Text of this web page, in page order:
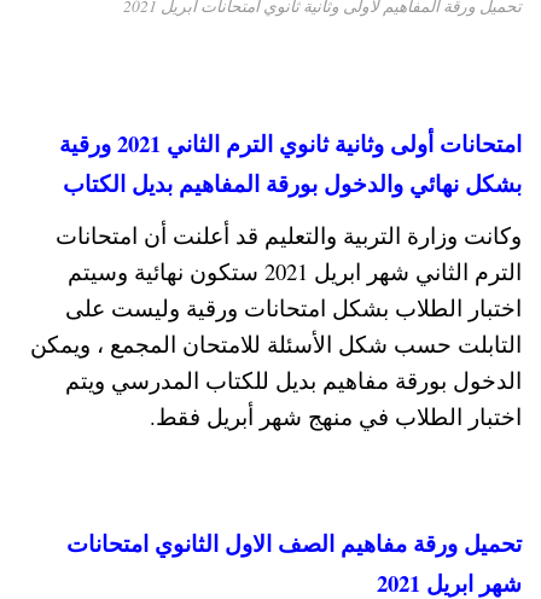
تحميل ورقة المفاهيم لأولى وثانية ثانوي امتحانات ابريل 2021
امتحانات أولى وثانية ثانوي الترم الثاني 2021 ورقية
بشكل نهائي والدخول بورقة المفاهيم بديل الكتاب
وكانت وزارة التربية والتعليم قد أعلنت أن امتحانات
الترم الثاني شهر ابريل 2021 ستكون نهائية وسيتم
اختبار الطلاب بشكل امتحانات ورقية وليست على
التابلت حسب شكل الأسئلة للامتحان المجمع ، ويمكن
الدخول بورقة مفاهيم بديل للكتاب المدرسي ويتم
اختبار الطلاب في منهج شهر أبريل فقط.
تحميل ورقة مفاهيم الصف الاول الثانوي امتحانات
شهر ابريل 2021